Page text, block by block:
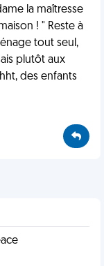
la maîtresse
! " Reste à
tout seul,
plutôt aux
des enfants